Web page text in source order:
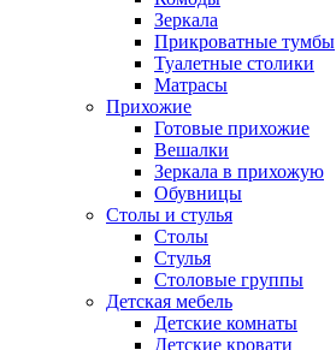
Зеркала
Прикроватные тумбы
Туалетные столики
Матрасы
Прихожие
Готовые прихожие
Вешалки
Зеркала в прихожую
Обувницы
Столы и стулья
Столы
Стулья
Столовые группы
Детская мебель
Детские комнаты
Детские кровати